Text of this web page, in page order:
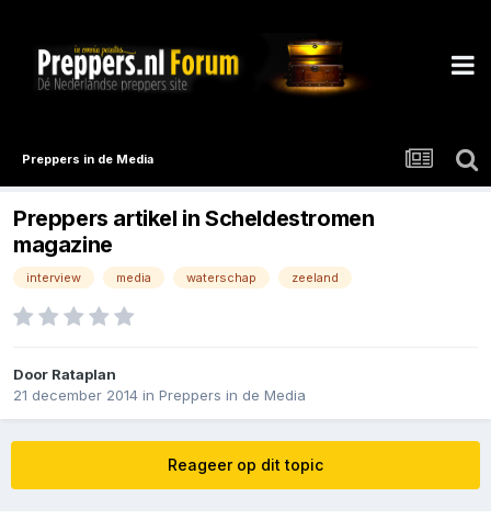
Preppers in de Media
Preppers artikel in Scheldestromen
magazine
interview media waterschap zeeland
Door Rataplan
21 december 2014 in Preppers in de Media
Reageer op dit topic